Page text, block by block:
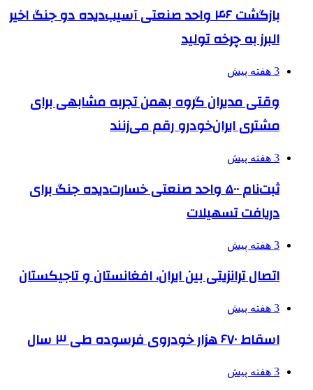
بازگشت ۴۶ واحد صنعتی آسیب‌دیده دو جنگ اخیر
البرز به چرخه تولید
3 هفته پیش
وقتی مدیران گروه بهمن تجربه مشابهی برای
مشتری ایران‌خودرو رقم می‌زنند
3 هفته پیش
ثبت‌نام ۵۰۰ واحد صنعتی خسارت‌دیده جنگ برای
دریافت تسهیلات
3 هفته پیش
اتصال ترانزیتی بین ایران، افغانستان و تاجیکستان
3 هفته پیش
اسقاط ۶۷۰ هزار خودروی فرسوده طی ۳ سال
3 هفته پیش